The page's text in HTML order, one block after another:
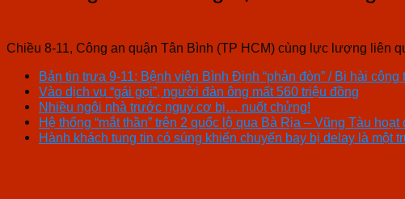
Chiều 8-11, Công an quận Tân Bình (TP HCM) cùng lực lượng liên
Bản tin trưa 9-11: Bệnh viện Bình Định “phản đòn” / Bi hài
Vào dịch vụ “gái gọi”, người đàn ông mất 560 triệu đồng
Nhiều ngôi nhà trước nguy cơ bị… nuốt chửng!
Hệ thống “mắt thần” trên 2 quốc lộ qua Bà Rịa – Vũng Tàu hoạt
Hành khách tung tin có súng khiến chuyến bay bị delay là một